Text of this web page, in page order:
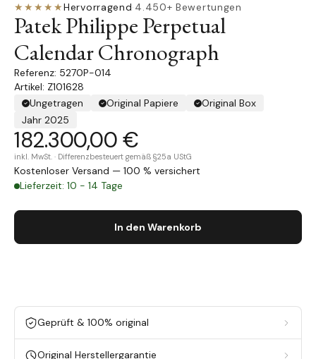
★★★★★Hervorragend·4.450+ Bewertungen
Patek Philippe Perpetual
Calendar Chronograph
5270P-014
Artikel: Z101628
Ungetragen
Original Papiere
Original Box
Jahr 2025
182.300,00 €
inkl. MwSt. · Differenzbesteuert gemäß §25a UStG
Kostenloser Versand — 100 % versichert
Lieferzeit: 10 - 14 Tage
In den Warenkorb
Geprüft & 100% original
Original Herstellergarantie